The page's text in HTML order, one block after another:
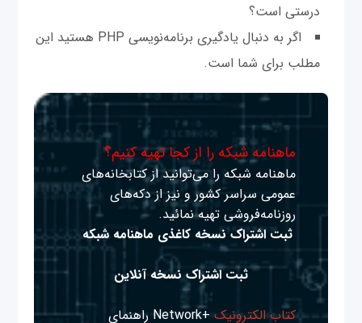
درستی است؟
اگر به دنبال یادگیری برنامه‌نویسی PHP هستید این
مطلب برای شما است.
ماهنامه شبکه را از کجا تهیه کنیم؟
ماهنامه شبکه را می‌توانید از کتابخانه‌های
عمومی سراسر کشور و نیز از دکه‌های
روزنامه‌فروشی تهیه نمائید.
ثبت اشتراک نسخه کاغذی ماهنامه شبکه
ثبت اشتراک نسخه آنلاین
کتاب الکترونیک
+Network راهنمای